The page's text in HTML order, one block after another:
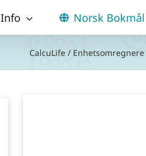
Info Norsk Bokmål
CalcuLife / Enhetsomregnere